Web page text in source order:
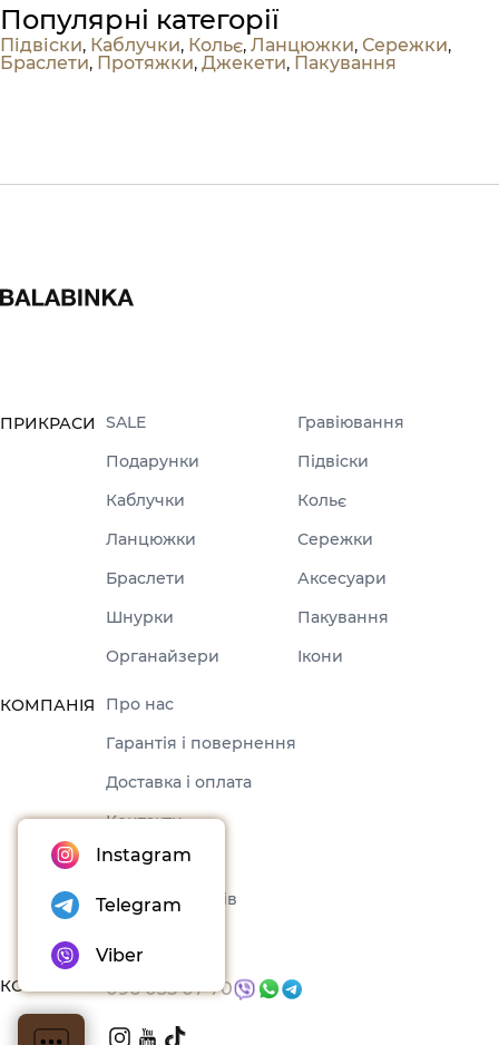
Популярні категорії
Підвіски, Каблучки, Кольє, Ланцюжки, Сережки,
Браслети, Протяжки, Джекети, Пакування
ПРИКРАСИ SALE
Гравіювання
Подарунки
Підвіски
Каблучки
Кольє
Ланцюжки
Сережки
Браслети
Аксесуари
Шнурки
Пакування
Органайзери
Ікони
КОМПАНІЯ
Про нас
Гарантія і повернення
Доставка і оплата
Контакти
Оферта
Набори товарів
КОНТАКТИ 096 035 07 70
Instagram
Telegram
Viber